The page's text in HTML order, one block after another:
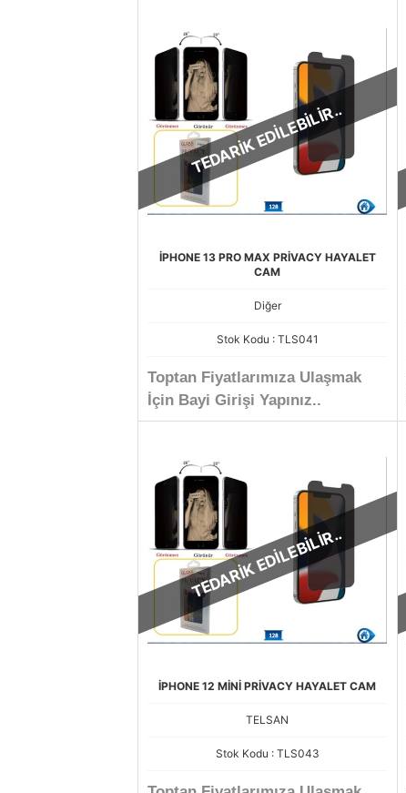
TEDARİK EDİLEBİLİR..
İPHONE 13 PRO MAX PRİVACY HAYALET
CAM
Diğer
Stok Kodu : TLS041
Toptan Fiyatlarımıza Ulaşmak
İçin Bayi Girişi Yapınız..
TEDARİK EDİLEBİLİR..
İPHONE 12 MİNİ PRİVACY HAYALET CAM
TELSAN
Stok Kodu : TLS043